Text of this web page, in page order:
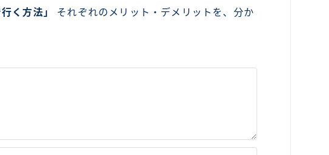
く方法」
それぞれのメリット・デメリットを、分か